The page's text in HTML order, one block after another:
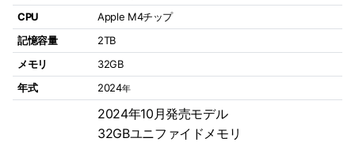
CPU
Apple M4チップ
記憶容量
2TB
メモリ
32GB
年式
2024年
2024年10月発売モデル
32GBユニファイドメモリ